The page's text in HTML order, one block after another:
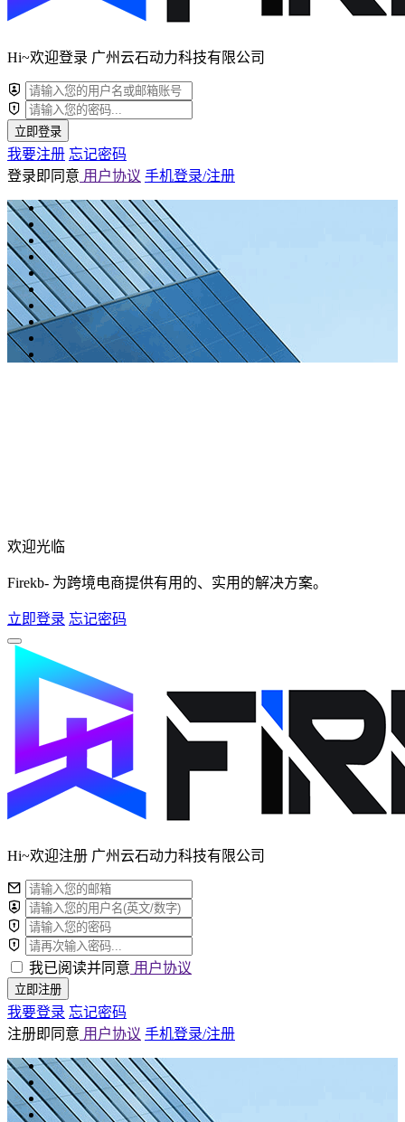
Hi~欢迎登录 广州云石动力科技有限公司
立即登录
我要注册 忘记密码
登录即同意 用户协议 手机登录/注册
欢迎光临
Firekb- 为跨境电商提供有用的、实用的解决方案。
立即登录 忘记密码
Hi~欢迎注册 广州云石动力科技有限公司
我已阅读并同意 用户协议
立即注册
我要登录 忘记密码
注册即同意 用户协议 手机登录/注册